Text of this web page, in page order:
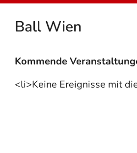
Ball Wien
Kommende
<li>Keine Ereignisse mit